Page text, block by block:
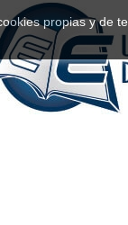
propias y de